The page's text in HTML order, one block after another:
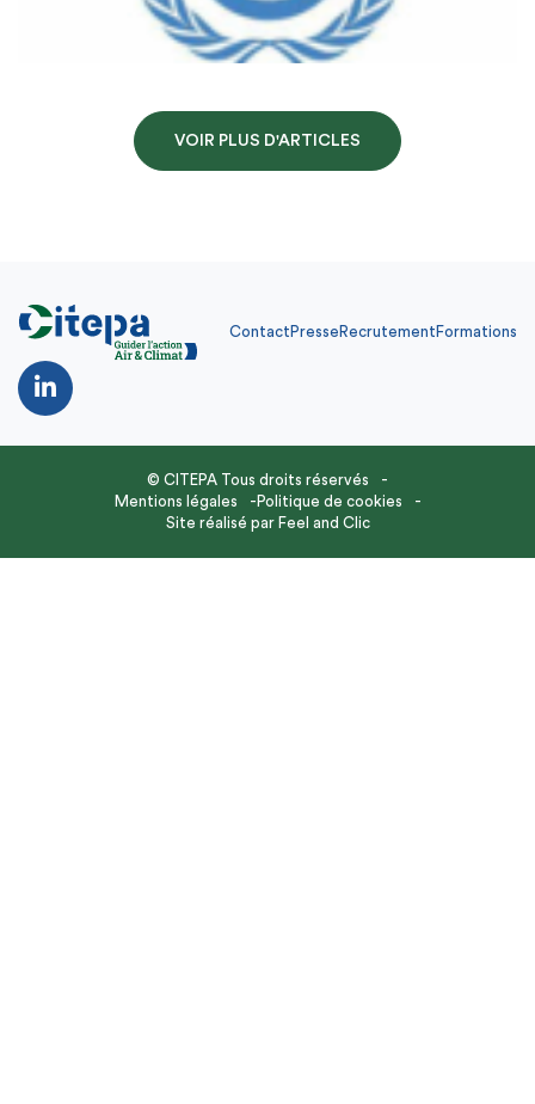
VOIR PLUS D'ARTICLES
Contact Presse Recrutement Formations
© CITEPA Tous droits réservés
Mentions légales
Politique de cookies
Site réalisé par Feel and Clic